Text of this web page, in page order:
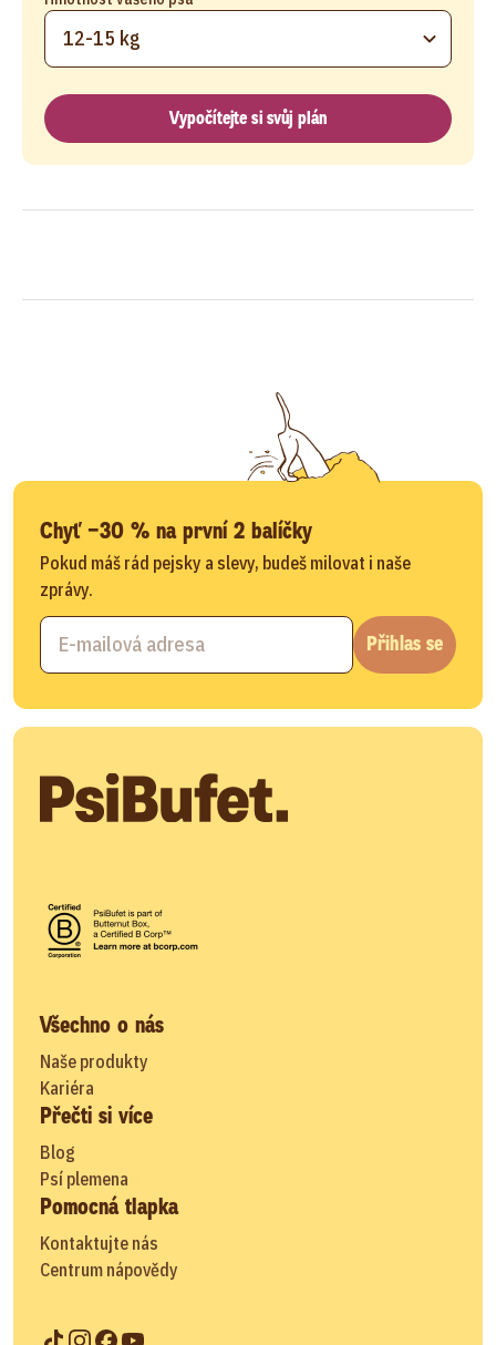
12-15 kg
Vypočítejte si svůj plán
Chyť −30 % na první 2 balíčky
Pokud máš rád pejsky a slevy, budeš milovat i naše
zprávy.
Přihlas se
Všechno o nás
Naše produkty
Kariéra
Přečti si více
Blog
Psí plemena
Pomocná tlapka
Kontaktujte nás
Centrum nápovědy